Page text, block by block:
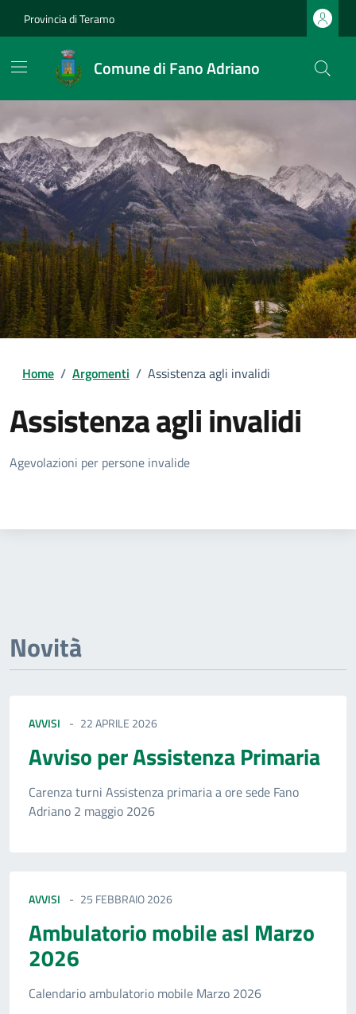
Provincia di Teramo
Comune di Fano Adriano
Home / Argomenti / Assistenza agli invalidi
Assistenza agli invalidi
Dettagli della notizia
Agevolazioni per persone invalide
Novità
AVVISI 22 APRILE 2026
Avviso per Assistenza Primaria
Carenza turni Assistenza primaria a ore sede Fano
Adriano 2 maggio 2026
AVVISI 25 FEBBRAIO 2026
Ambulatorio mobile asl Marzo
2026
Calendario ambulatorio mobile Marzo 2026